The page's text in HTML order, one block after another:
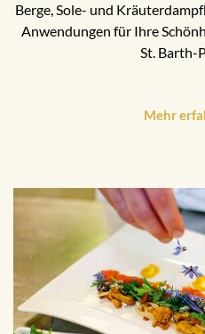
Berge, Sole- und
Anwendungen für Ihre
St. Barth-
Mehr